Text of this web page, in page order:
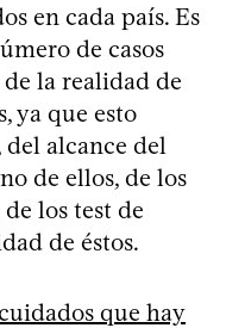
en cada país. Es
de casos
la realidad de
ya que esto
del alcance del
de ellos, de los
los test de
de éstos.
que hay